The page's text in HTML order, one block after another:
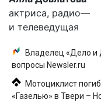
актриса, радио—
и телеведущая
Владелец «Дело и
вопросы Newsler.ru
Мотоциклист
«Газелью» в Твери –